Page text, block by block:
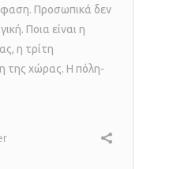
Προσωπικά δεν
Ποια είναι η
η τρίτη
της χώρας. Η πόλη-